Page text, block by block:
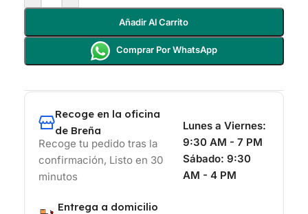
Añadir Al Carrito
Comprar Por WhatsApp
Recoge en la oficina
de Breña
Recoge tu pedido tras la
confirmación, Listo en 30
minutos
Lunes a Viernes:
9:30 AM - 7 PM
Sábado: 9:30
AM - 4 PM
Entrega a domicilio